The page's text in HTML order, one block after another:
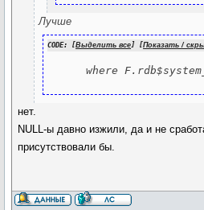
Лучше
CODE: [Выделить все] [Показать /
where
нет.
NULL-ы давно изжили, да и не
присутствовали бы.